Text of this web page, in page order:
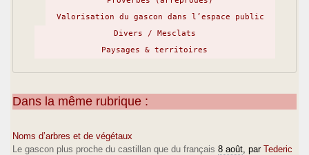
Valorisation du gascon dans l’espace public
Divers / Mesclats
Paysages & territoires
Dans la même rubrique :
Noms d’arbres et de végétaux
Le gascon plus proche du castillan que du français 8 août , par Tederic